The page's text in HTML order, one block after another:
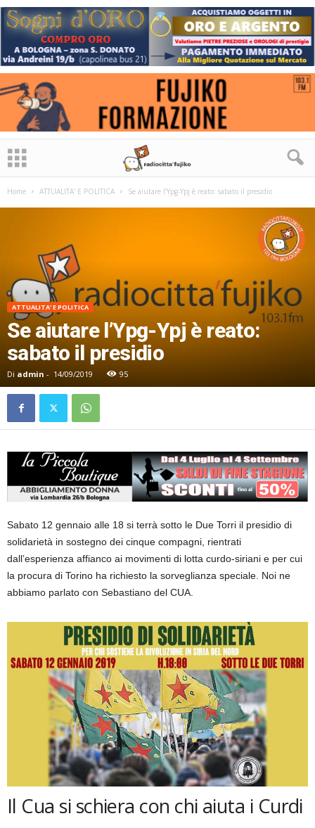
Home ATTUALITA' E POLITICA Se aiutare l’Ypg-Ypj è reato: sabato il presidio
ATTUALITA' E POLITICA
Se aiutare l’Ypg-Ypj è reato:
sabato il presidio
Di admin - 14/09/2019 95
Sabato 12 gennaio alle 18 si terrà sotto le Due Torri il presidio di
solidarietà in sostegno dei cinque compagni, rientrati
dall’esperienza affianco ai movimenti di lotta curdo-siriani e per cui
la procura di Torino ha richiesto la sorveglianza speciale. Noi ne
abbiamo parlato con Sebastiano del CUA.
Il Cua si schiera con chi aiuta i Curdi